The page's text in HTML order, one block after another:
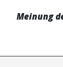
Meinung